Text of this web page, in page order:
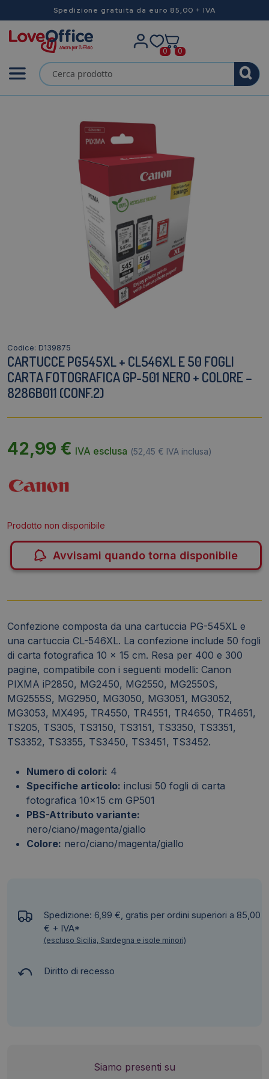
Spedizione gratuita da euro 85,00 + IVA
0 0
Codice: D139875
CARTUCCE PG545XL + CL546XL E 50 FOGLI
CARTA FOTOGRAFICA GP-501 NERO + COLORE –
8286B011 (CONF.2)
42,99 € IVA esclusa (52,45 € IVA inclusa)
Prodotto non disponibile
Avvisami quando torna disponibile
Confezione composta da una cartuccia PG-545XL e
una cartuccia CL-546XL. La confezione include 50 fogli
di carta fotografica 10 x 15 cm. Resa per 400 e 300
pagine, compatibile con i seguenti modelli: Canon
PIXMA iP2850, MG2450, MG2550, MG2550S,
MG2555S, MG2950, MG3050, MG3051, MG3052,
MG3053, MX495, TR4550, TR4551, TR4650, TR4651,
TS205, TS305, TS3150, TS3151, TS3350, TS3351,
TS3352, TS3355, TS3450, TS3451, TS3452.
Numero di colori: 4
Specifiche articolo: inclusi 50 fogli di carta
fotografica 10x15 cm GP501
PBS-Attributo variante:
nero/ciano/magenta/giallo
Colore: nero/ciano/magenta/giallo
Spedizione: 6,99 €, gratis per ordini superiori a 85,00
€ + IVA*
(escluso Sicilia, Sardegna e isole minori)
Diritto di recesso
Siamo presenti su